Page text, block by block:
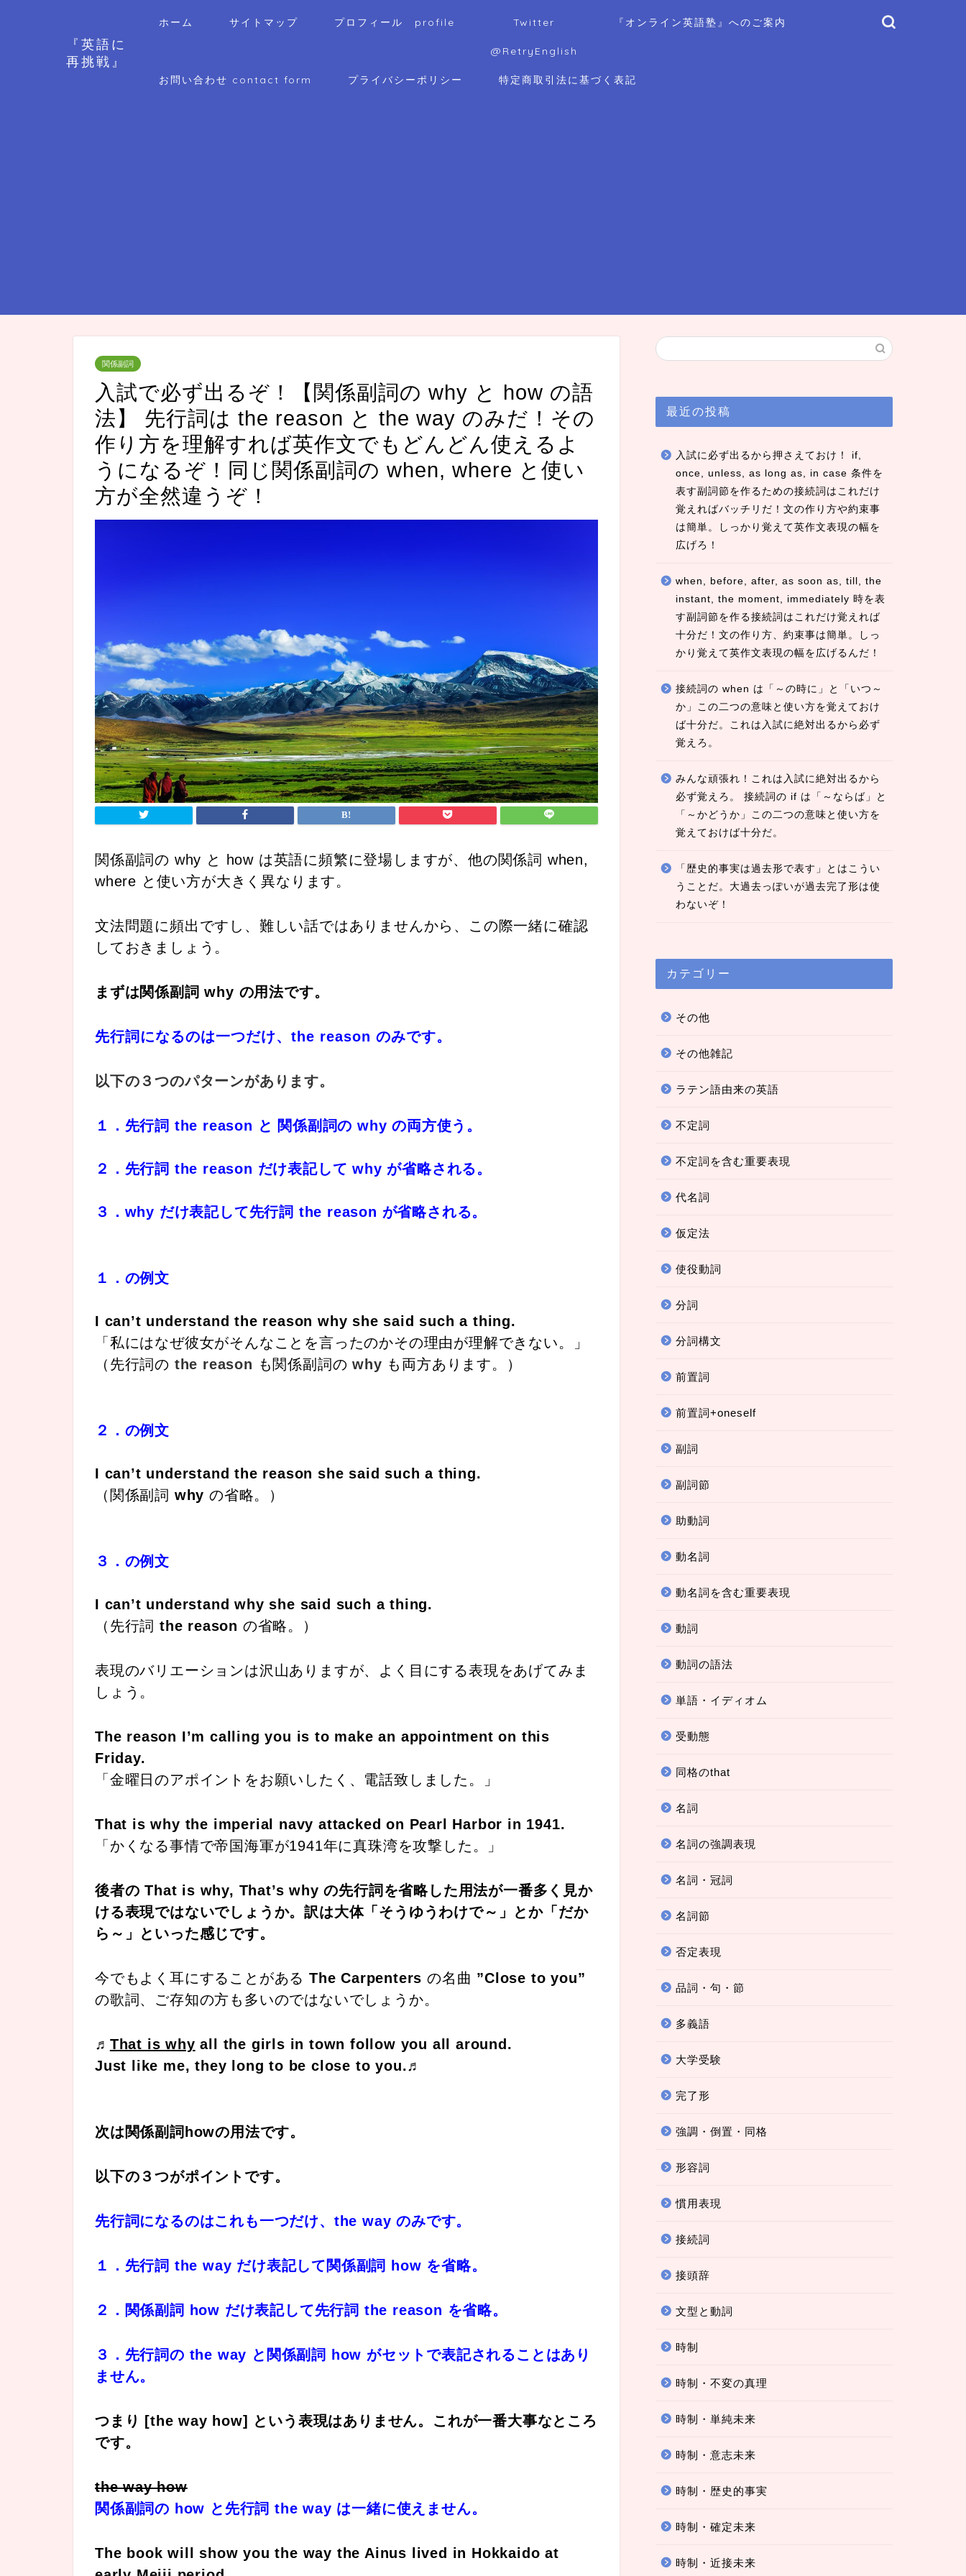
『英語に
再挑戦』
ホーム サイトマップ プロフィール profile Twitter
@RetryEnglish
『オンライン英語塾』へのご案内
お問い合わせ contact form プライバシーポリシー 特定商取引法に基づく表記
関係副詞
入試で必ず出るぞ！【関係副詞の why と how の語
法】 先行詞は the reason と the way のみだ！その
作り方を理解すれば英作文でもどんどん使えるよ
うになるぞ！同じ関係副詞の when, where と使い
方が全然違うぞ！
関係副詞の why と how は英語に頻繁に登場しますが、他の関係詞 when,
where と使い方が大きく異なります。
文法問題に頻出ですし、難しい話ではありませんから、この際一緒に確認
しておきましょう 。
まずは関係副詞 why の用法です。
先行詞になるのは一つだけ、the reason のみです。
以下の３つのパターンがあります。
１．先行詞 the reason と 関係副詞の why の両方使う。
２．先行詞 the reason だけ表記して why が省略される。
３．why だけ表記して先行詞 the reason が省略される。
１．の例文
I can’t understand the reason why she said such a thing.
「私にはなぜ彼女がそんなことを言ったのかその理由が理解できない。」
（先行詞の the reason も関係副詞のwhy も両方あります。）
２．の例文
I can’t understand the reason she said such a thing.
（関係副詞 why の省略。）
３．の例文
I can’t understand why she said such a thing.
（先行詞 the reason の省略。）
表現のバリエーションは沢山ありますが、よく目にする表現をあげてみま
しょう。
The reason I’m calling you is to make an appointment on this
Friday.
「金曜日のアポイントをお願いしたく、電話致しました。」
That is why the imperial navy attacked on Pearl Harbor in 1941.
「かくなる事情で帝国海軍が1941年に真珠湾を攻撃した。」
後者の That is why, That’s why の先行詞を省略した用法が一番多く見か
ける表現ではないでしょうか。訳は大体「そうゆうわけで～」とか「だか
ら～」といった感じです。
今でもよく耳にすることがある The Carpenters の名曲 ”Close to you”
の歌詞、ご存知の方も多いのではないでしょうか。
♬ That is why all the girls in town follow you all around.
Just like me, they long to be close to you.♬
次は関係副詞howの用法です。
以下の３つがポイントです。
先行詞になるのはこれも一つだけ、the way のみです。
１．先行詞 the way だけ表記して関係副詞 how を省略。
２．関係副詞 how だけ表記して先行詞 the reason を省略。
３．先行詞の the way と関係副詞 how がセットで表記されることはあり
ません。
つまり [the way how] という表現はありません。これが一番大事なところ
です。
the way how
関係副詞の how と先行詞 the way は一緒に使えません。
The book will show you the way the Ainus lived in Hokkaido at
最近の投稿
入試に必ず出るから押さえておけ！ if,
once, unless, as long as, in case 条件を
表す副詞節を作るための接続詞はこれだけ
覚えればバッチリだ！文の作り方や約束事
は簡単。しっかり覚えて英作文表現の幅を
広げろ！
when, before, after, as soon as, till, the
instant, the moment, immediately 時を表
す副詞節を作る接続詞はこれだけ覚えれば
十分だ！文の作り方、約束事は簡単。しっ
かり覚えて英作文表現の幅を広げるんだ！
接続詞の when は「～の時に」と「いつ～
か」この二つの意味と使い方を覚えておけ
ば十分だ。これは入試に絶対出るから必ず
覚えろ。
みんな頑張れ！これは入試に絶対出るから
必ず覚えろ。 接続詞の if は「～ならば」と
「～かどうか」この二つの意味と使い方を
覚えておけば十分だ。
「歴史的事実は過去形で表す」とはこうい
うことだ。大過去っぽいが過去完了形は使
わないぞ！
カテゴリー
その他
その他雑記
ラテン語由来の英語
不定詞
不定詞を含む重要表現
代名詞
仮定法
使役動詞
分詞
分詞構文
前置詞
前置詞+oneself
副詞
副詞節
助動詞
動名詞
動名詞を含む重要表現
動詞
動詞の語法
単語・イディオム
受動態
同格のthat
名詞
名詞の強調表現
名詞・冠詞
名詞節
否定表現
品詞・句・節
多義語
大学受験
完了形
強調・倒置・同格
形容詞
慣用表現
接続詞
接頭辞
文型と動詞
時制
時制・不変の真理
時制・単純未来
時制・意志未来
時制・歴史的事実
時制・確定未来
時制・近接未来